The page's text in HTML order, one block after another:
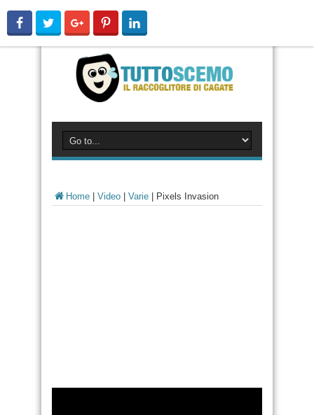
Home Video Varie Pixels Invasion